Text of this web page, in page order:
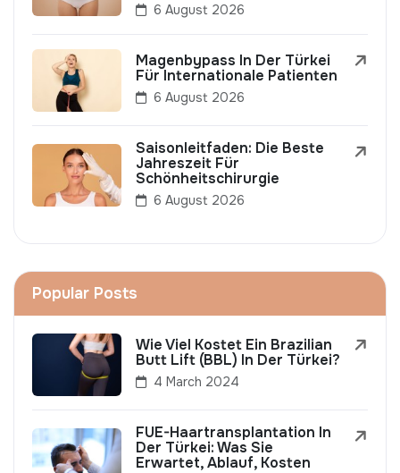
6 August 2026
Magenbypass In Der Türkei
Für Internationale Patienten
6 August 2026
Saisonleitfaden: Die Beste
Jahreszeit Für
Schönheitschirurgie
6 August 2026
Popular Posts
Wie Viel Kostet Ein Brazilian
Butt Lift (BBL) In Der Türkei?
4 March 2024
FUE-Haartransplantation In
Der Türkei: Was Sie
Erwartet, Ablauf, Kosten